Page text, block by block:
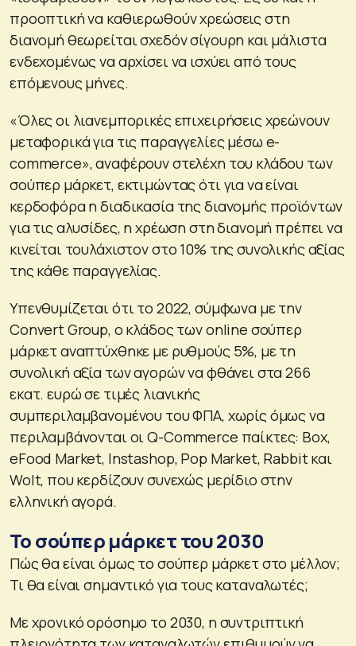
προοπτική να καθιερωθούν χρεώσεις στη
διανομή θεωρείται σχεδόν σίγουρη και μάλιστα
ενδεχομένως να αρχίσει να ισχύει από τους
επόμενους μήνες.
«Όλες οι λιανεμπορικές επιχειρήσεις χρεώνουν
μεταφορικά για τις παραγγελίες μέσω e-
commerce», αναφέρουν στελέχη του κλάδου των
σούπερ μάρκετ, εκτιμώντας ότι για να είναι
κερδοφόρα η διαδικασία της διανομής προϊόντων
για τις αλυσίδες, η χρέωση στη διανομή πρέπει να
κινείται τουλάχιστον στο 10% της συνολικής αξίας
της κάθε παραγγελίας.
Υπενθυμίζεται ότι το 2022, σύμφωνα με την
Convert Group, ο κλάδος των online σούπερ
μάρκετ αναπτύχθηκε με ρυθμούς 5%, με τη
συνολική αξία των αγορών να φθάνει στα 266
εκατ. ευρώ σε τιμές λιανικής
συμπεριλαμβανομένου του ΦΠΑ, χωρίς όμως να
περιλαμβάνονται οι Q-Commerce παίκτες: Box,
eFood Market, Instashop, Pop Market, Rabbit και
Wolt, που κερδίζουν συνεχώς μερίδιο στην
ελληνική αγορά.
Το σούπερ μάρκετ του 2030
Πώς θα είναι όμως το σούπερ μάρκετ στο μέλλον;
Τι θα είναι σημαντικό για τους καταναλωτές;
Με χρονικό ορόσημο το 2030, η συντριπτική